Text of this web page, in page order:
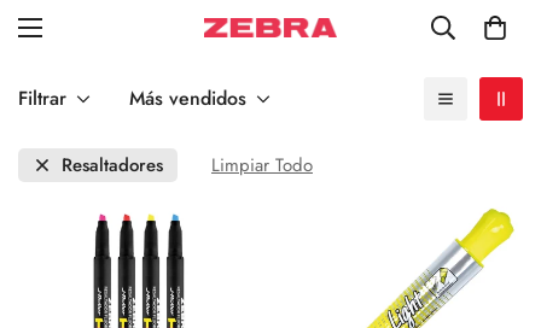
Filtrar Más vendidos
Resaltadores Limpiar Todo